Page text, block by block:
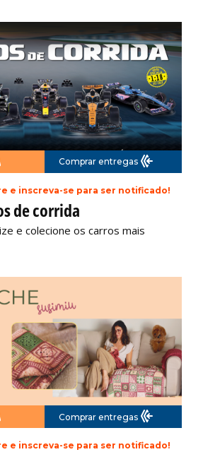
Comprar entregas
e inscreva-se para ser notificado!
de corrida
e colecione os carros mais
Comprar entregas
e inscreva-se para ser notificado!